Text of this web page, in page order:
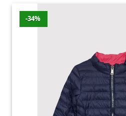
-34%